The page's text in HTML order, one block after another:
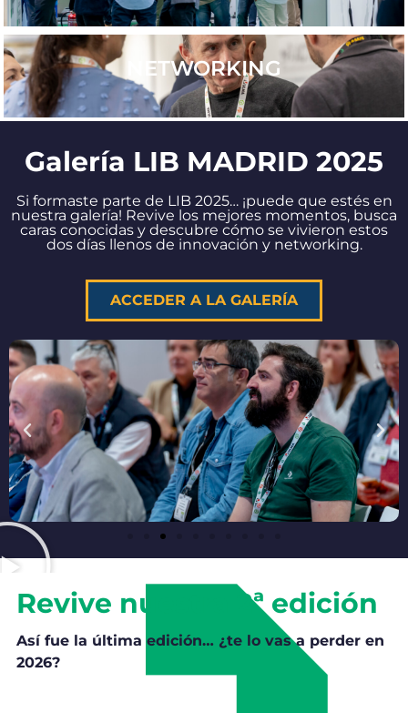
NETWORKING
Galería LIB MADRID 2025
Si formaste parte de LIB 2025… ¡puede que estés en
nuestra galería! Revive los mejores momentos, busca
caras conocidas y descubre cómo se vivieron estos
dos días llenos de innovación y networking.
ACCEDER A LA GALERÍA
Revive nuestra 2ª edición
Así fue la última edición… ¿te lo vas a perder en
2026?